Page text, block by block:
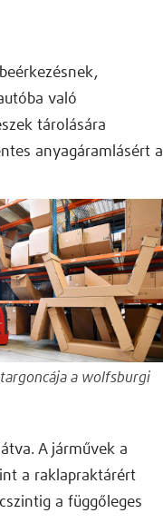
való
tárolására
anyagáramlásért a
a wolfsburgi
A járművek a
a raklapraktárért
a függőleges